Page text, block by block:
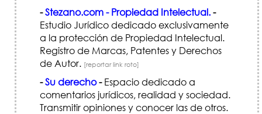
-Stezano.com - Propiedad Intelectual.-
Estudio Jurídico dedicado exclusivamente
a la protección de Propiedad Intelectual.
Registro de Marcas, Patentes y Derechos
de Autor. [reportar link roto]
-Su derecho-Espacio dedicado a
comentarios jurídicos, realidad y sociedad.
Transmitir opiniones y conocer las de otros.